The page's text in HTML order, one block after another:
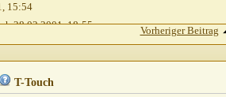
15:54
28.02.2001,18:55
28.02.2001,19:19
Vorheriger Beitrag
T-Touch